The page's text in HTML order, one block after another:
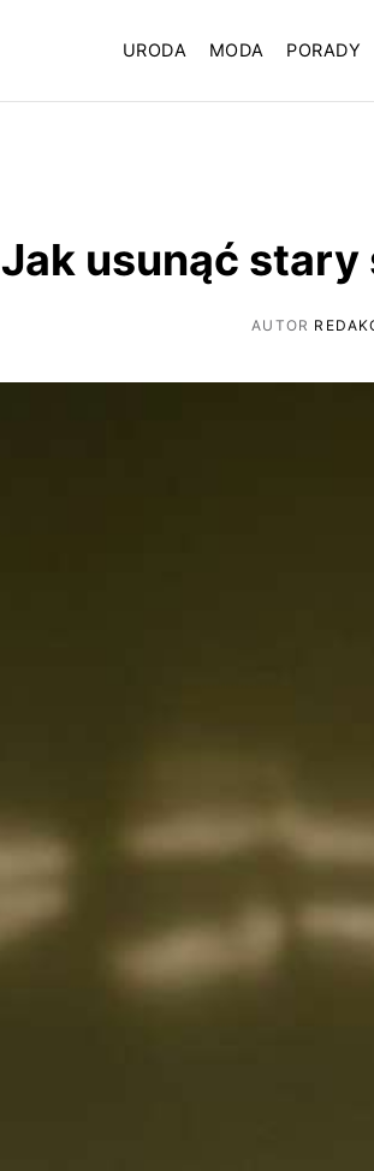
URODA MODA PORADY
Jak usunąć
AUTOR